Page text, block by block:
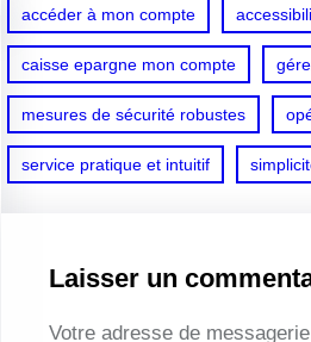
accéder à mon compte
caisse epargne mon compte
mesures de sécurité robustes
service pratique et intuitif
Laisser un
Votre adresse de